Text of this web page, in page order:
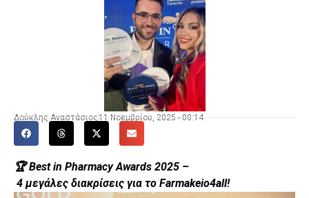
Δούκλης Αναστάσιος 11 Νοεμβρίου, 2025 - 00:14
🏆 Best in Pharmacy Awards 2025 –
4 μεγάλες διακρίσεις για το Farmakeio4all!